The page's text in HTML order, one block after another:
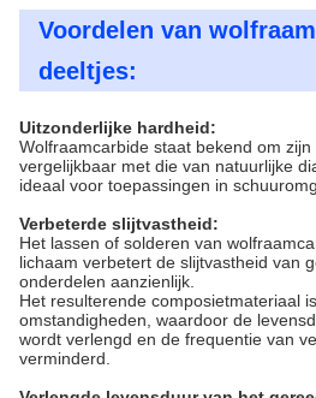
Voordelen van
deeltjes:
Uitzonderlijke hardheid:
Wolfraamcarbide staat bekend om
vergelijkbaar met die van natuurlijke
ideaal voor toepassingen in
Verbeterde slijtvastheid:
Het lassen of solderen van
lichaam verbetert de slijtvastheid van
onderdelen aanzienlijk.
Het resulterende composietmateriaal
omstandigheden, waardoor de
wordt verlengd en de frequentie van
verminderd.